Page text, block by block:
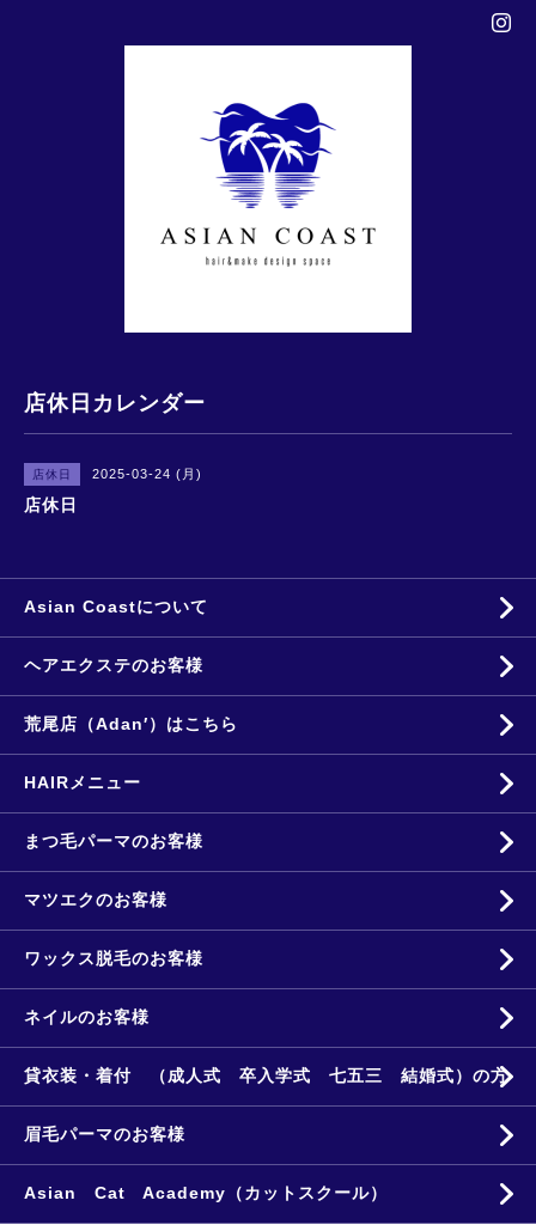
店休日カレンダー
店休日 2025-03-24 (月)
店休日
Asian Coastについて
ヘアエクステのお客様
荒尾店（Adan′）はこちら
HAIRメニュー
まつ毛パーマのお客様
マツエクのお客様
ワックス脱毛のお客様
ネイルのお客様
貸衣装・着付 （成人式 卒入学式 七五三 結婚式）の方
眉毛パーマのお客様
Asian Cat Academy（カットスクール）